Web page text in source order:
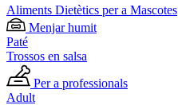
Aliments Dietètics per a Mascotes
Menjar humit
Paté
Trossos en salsa
Per a professionals
Adult